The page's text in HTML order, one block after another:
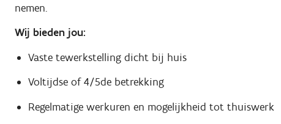
nemen.
Wij bieden jou:
Vaste tewerkstelling dicht bij huis
Voltijdse of 4/5de betrekking
Regelmatige werkuren en mogelijkheid tot thuiswerk